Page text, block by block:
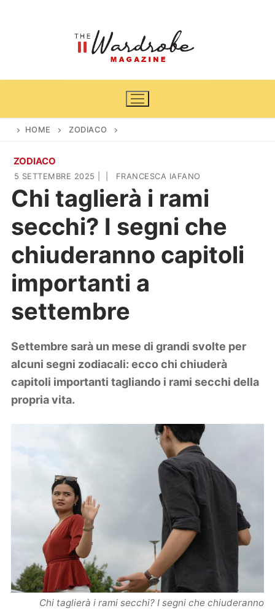
Home
News
Cinema e TV
Casa & Giardino
Arredamento
Piante e fiori
DIY
Lifestyle
Viaggi
Zodiaco
HOME ZODIACO
ZODIACO
5 SETTEMBRE 2025 FRANCESCA IAFANO
Chi taglierà i rami
secchi? I segni che
chiuderanno capitoli
importanti a
settembre
Settembre sarà un mese di grandi svolte per
alcuni segni zodiacali: ecco chi chiuderà
capitoli importanti tagliando i rami secchi della
propria vita.
Chi taglierà i rami secchi? I segni che chiuderanno